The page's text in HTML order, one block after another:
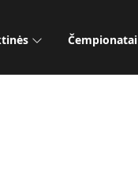
Čempionatai